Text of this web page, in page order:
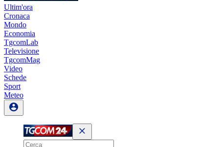
Ultim'ora
Cronaca
Mondo
Economia
TgcomLab
Televisione
TgcomMag
Video
Schede
Sport
Meteo